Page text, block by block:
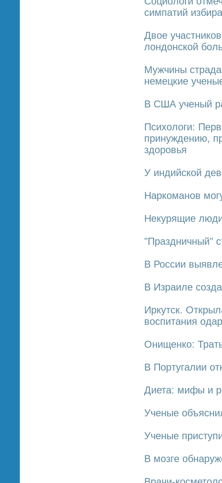
симпатий
Двое
лондонской
Мужчины
немецкие
В США ученый
Психологи:
принуждению,
здоровья
У индийской
Наркоманов
Некурящие
"Праздничный"
В России
В Израиле
Иркутск.
воспитания
Онищенко:
В Португалии
Диета: мифы и
Ученые
Ученые
В мозге